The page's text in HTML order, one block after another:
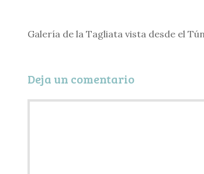
Galería de la Tagliata vista desde el
Deja un comentario